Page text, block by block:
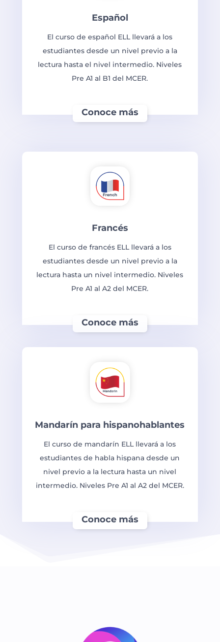
Español
El curso de español ELL llevará a los
estudiantes desde un nivel previo a la
lectura hasta el nivel intermedio. Niveles
Pre A1 al B1 del MCER.
Conoce más
Francés
El curso de francés ELL llevará a los
estudiantes desde un nivel previo a la
lectura hasta un nivel intermedio. Niveles
Pre A1 al A2 del MCER.
Conoce más
Mandarín para hispanohablantes
El curso de mandarín ELL llevará a los
estudiantes de habla hispana desde un
nivel previo a la lectura hasta un nivel
intermedio. Niveles Pre A1 al A2 del MCER.
Conoce más